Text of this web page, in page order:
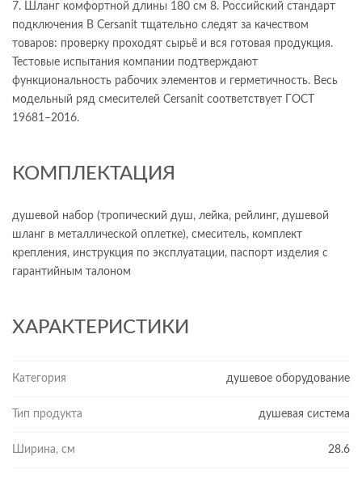
7. Шланг комфортной длины 180 см 8. Российский стандарт
подключения В Cersanit тщательно следят за качеством
товаров: проверку проходят сырьё и вся готовая продукция.
Тестовые испытания компании подтверждают
функциональность рабочих элементов и герметичность. Весь
модельный ряд смесителей Cersanit соответствует ГОСТ
19681–2016.
КОМПЛЕКТАЦИЯ
душевой набор (тропический душ, лейка, рейлинг, душевой
шланг в металлической оплетке), смеситель, комплект
крепления, инструкция по эксплуатации, паспорт изделия с
гарантийным талоном
ХАРАКТЕРИСТИКИ
Категория душевое оборудование
Тип продукта душевая система
Ширина, см 28.6